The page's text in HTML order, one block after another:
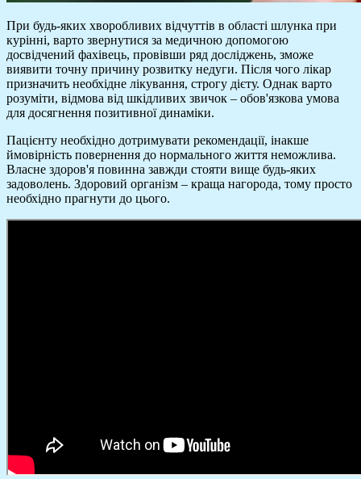
При будь-яких хворобливих відчуттів в області шлунка при
курінні, варто звернутися за медичною допомогою
досвідчений фахівець, провівши ряд досліджень, зможе
виявити точну причину розвитку недуги. Після чого лікар
призначить необхідне лікування, строгу дієту. Однак варто
розуміти, відмова від шкідливих звичок – обов'язкова умова
для досягнення позитивної динаміки.
Пацієнту необхідно дотримувати рекомендації, інакше
ймовірність повернення до нормального життя неможлива.
Власне здоров'я повинна завжди стояти вище будь-яких
задоволень. Здоровий організм – краща нагорода, тому просто
необхідно прагнути до цього.